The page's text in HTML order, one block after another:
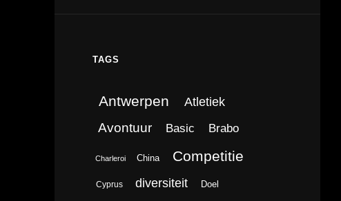
TAGS
Antwerpen Atletiek
Avontuur Basic Brabo
Charleroi China Competitie
Cyprus diversiteit Doel